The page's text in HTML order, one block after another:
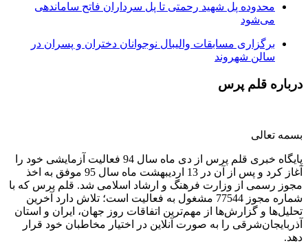
محدوده پل شهید رحمتی تا پل سرداران فاتح ساماندهی
می‌شود
برگزاری مسابقات والیبال نوجوانان دختران و پسران در
سالن شهروند
درباره قلم پرس
بسمه تعالی
پایگاه خبری قلم پرس از دی ماه سال 94 فعالیت آزمایشی خود را
آغاز کرد و پس از آن در 13 اردیبهشت ماه سال 95 موفق به اخذ
مجوز رسمی از وزارت فرهنگ و ارشاد اسلامی شد. قلم پرس که با
شماره مجوز 77544 مشغول به فعالیت است؛ تلاش دارد آخرین
تحلیل‌ها و گزارش‌ها از مهم‌ترین اتفاقات روز جهان، ایران و استان
آذربایجان‌شرقی را به صورت آنلاین در اختیار مخاطبان خود قرار
دهد.